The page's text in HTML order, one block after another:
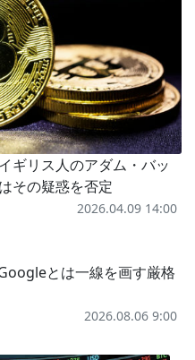
ギリス人のアダム・バッ
その疑惑を否定
2026.04.09 14:00
とは一線を画す厳格
2026.08.06 9:00